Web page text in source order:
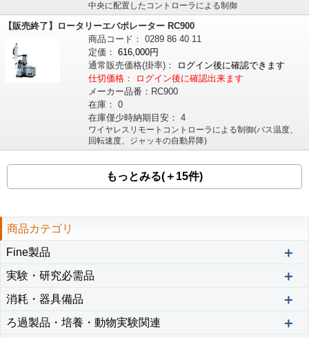
中央に配置したコントローラによる制御
【販売終了】ロータリーエバポレーター RC900
商品コード： 0289 86 40 11
定価： 616,000円
通常販売価格(掛率)：
ログイン後に確認できます
仕切価格：
ログイン後に確認出来ます
メーカー品番： RC900
在庫： 0
在庫僅少時納期目安： 4
ワイヤレスリモートコントローラによる制御(バス温度、
回転速度、ジャッキの自動昇降)
もっとみる(＋15件)
商品カテゴリ
Fine製品
＋
実験・研究必需品 ＋
消耗・器具備品 ＋
ろ過製品・培養・動物実験関連 ＋